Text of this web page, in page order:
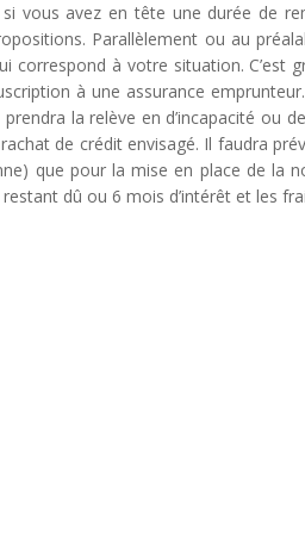
vous avez en tête une durée de
Parallèlement ou au
correspond à votre situation.
à une assurance
la relève en d’incapacité ou
de crédit envisagé. Il faudra
que pour la mise en place de
dû ou 6 mois d’intérêt et les